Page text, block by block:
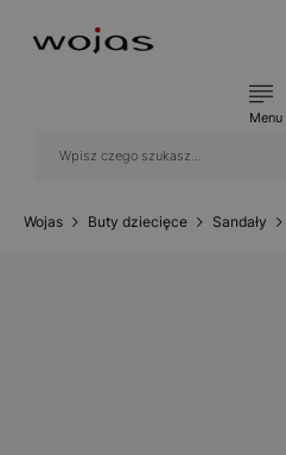
Menu
Wojas Buty dziecięce Sandały